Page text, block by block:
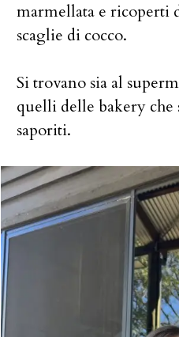
marmellata e ricoperti
scaglie di cocco.
Si trovano sia al
quelli delle bakery
saporiti.